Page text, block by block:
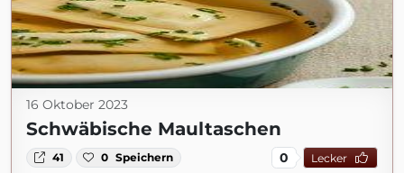
16 Oktober 2023
Schwäbische Maultaschen
41 0 Speichern 0 Lecker